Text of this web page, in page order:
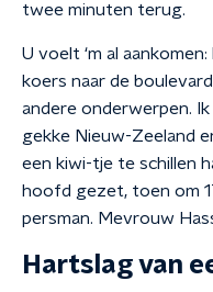
twee minuten terug.
U voelt ‘m al
koers naar de
andere onderwerpen.
gekke Nieuw-Zeeland
een kiwi-tje te schillen
hoofd gezet, toen om
persman. Mevrouw
Hartslag van